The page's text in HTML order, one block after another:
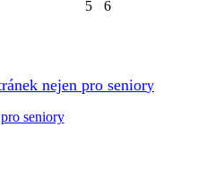
5 6
nejen pro seniory